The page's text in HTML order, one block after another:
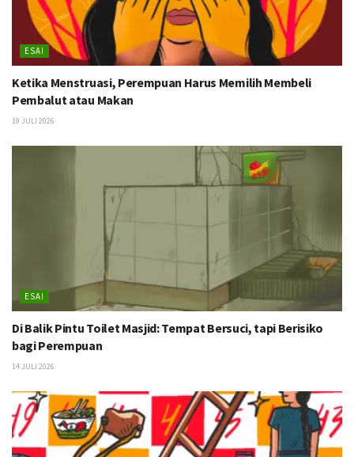
ESAI
Ketika Menstruasi, Perempuan Harus Memilih Membeli
Pembalut atau Makan
19 JULI 2026
ESAI
Di Balik Pintu Toilet Masjid: Tempat Bersuci, tapi Berisiko
bagi Perempuan
14 JULI 2026